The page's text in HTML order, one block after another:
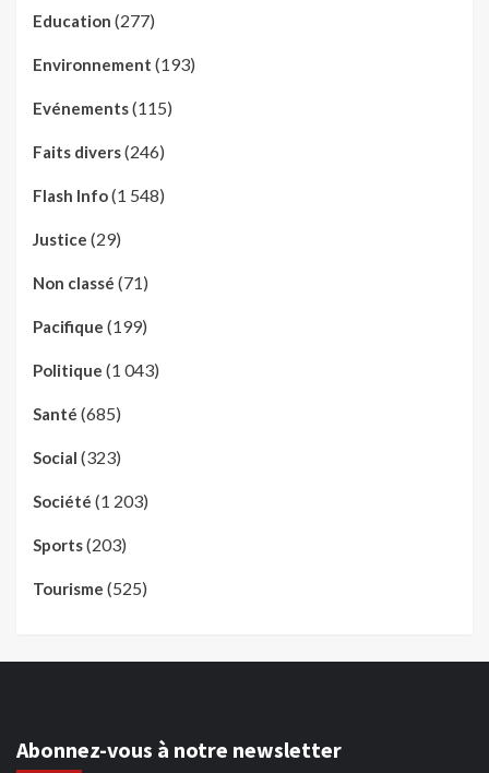
Education (277)
Environnement (193)
Evénements(115)
Faits divers(246)
Flash Info(1 548)
Justice (29)
Non classé (71)
Pacifique (199)
Politique (1 043)
Santé (685)
Social (323)
Société (1 203)
Sports(203)
Tourisme (525)
Abonnez-vous à notre newsletter